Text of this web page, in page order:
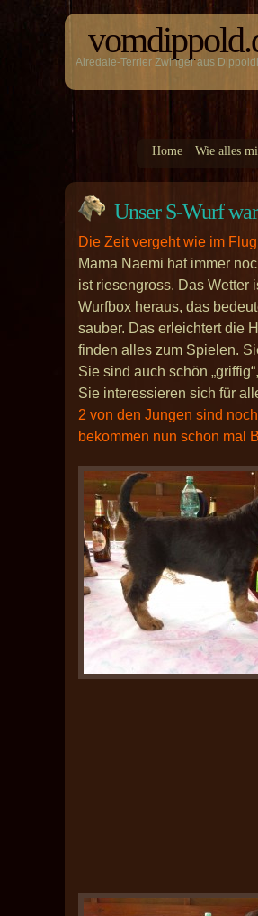
Airedale-Terrier Zwinger aus
Home Wie alles
Unser S-Wurf
Die Zeit vergeht wie im
Mama Naemi hat immer
ist riesengross. Das Wetter
Wurfbox heraus, das
sauber. Das erleichtert die
finden alles zum Spielen.
Sie sind auch schön
Sie interessieren sich für
2 von den Jungen sind
bekommen nun schon mal